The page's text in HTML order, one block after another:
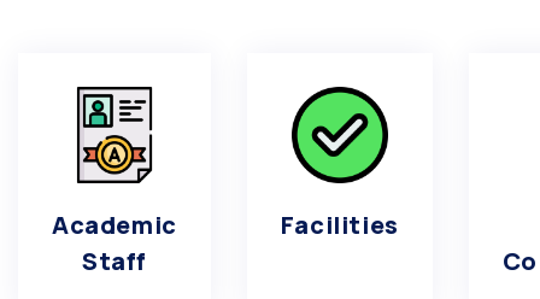
Academic
Staff
Facilities